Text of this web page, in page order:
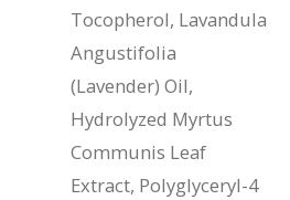
Tocopherol, Lavandula
Angustifolia
(Lavender) Oil,
Hydrolyzed Myrtus
Communis Leaf
Extract, Polyglyceryl-4